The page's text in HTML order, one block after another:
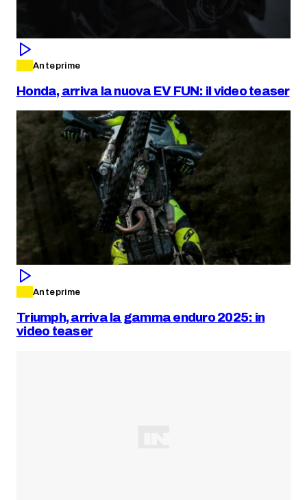
Anteprime
Honda, arriva la nuova EV FUN: il video teaser
Anteprime
Triumph, arriva la gamma enduro 2025: in
video teaser